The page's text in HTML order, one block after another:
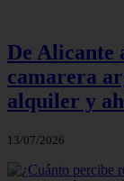
De Alicante
camarera
alquiler y
13/07/2026